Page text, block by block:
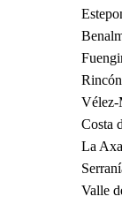
Vélez-
Costa
La
Valle